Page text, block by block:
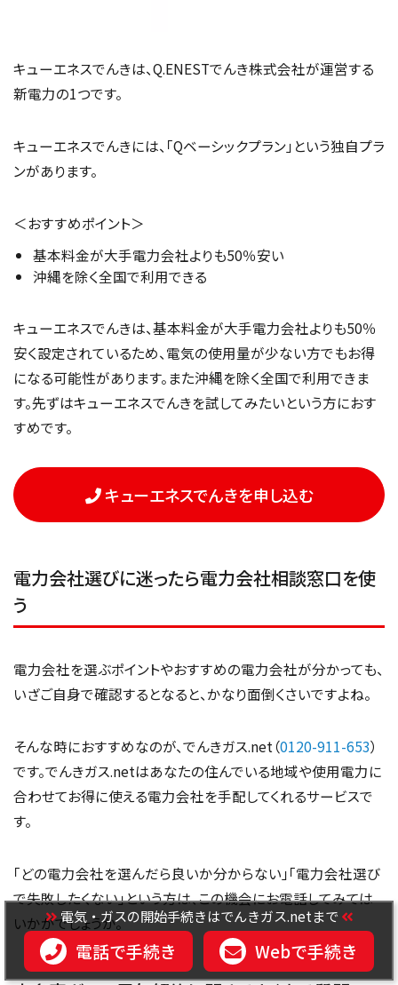
キューエネスでんきは、Q.ENESTでんき株式会社が運営する
新電力の1つです。
キューエネスでんきには、「Qベーシックプラン」という独自プラ
ンがあります。
＜おすすめポイント＞
基本料金が大手電力会社よりも50％安い
沖縄を除く全国で利用できる
キューエネスでんきは、基本料金が大手電力会社よりも50％
安く設定されているため、電気の使用量が少ない方でもお得
になる可能性があります。また沖縄を除く全国で利用できま
す。先ずはキューエネスでんきを試してみたいという方におす
すめです。
キューエネスでんきを申し込む
電力会社選びに迷ったら電力会社相談窓口を使
う
電力会社を選ぶポイントやおすすめの電力会社が分かっても、
いざご自身で確認するとなると、かなり面倒くさいですよね。
そんな時におすすめなのが、でんきガス.net（0120-911-653）
です。でんきガス.netはあなたの住んでいる地域や使用電力に
合わせてお得に使える電力会社を手配してくれるサービスで
す。
「どの電力会社を選んだら良いか分からない」「電力会社選び
で失敗したくない」という方は、この機会にお電話してみては
いかがでしょうか。
電気・ガスの開始手続きはでんきガス.netまで
電話で手続き Webで手続き